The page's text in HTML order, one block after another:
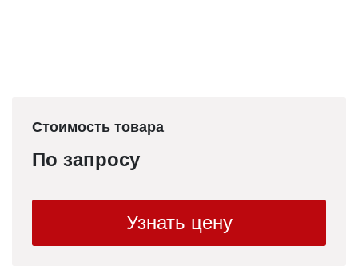
Стоимость товара
По запросу
Узнать цену